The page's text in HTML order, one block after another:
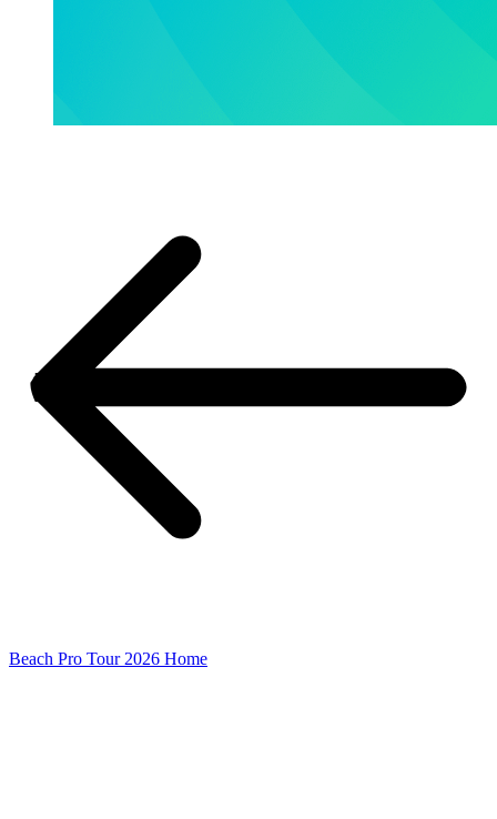
Beach Pro Tour 2026 Home